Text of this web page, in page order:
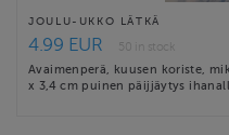
JOULU-UKKO LÄTKÄ
4.99 EUR
50 in stock
Avaimenperä, kuusen koriste,
x 3,4 cm puinen päijjäytys